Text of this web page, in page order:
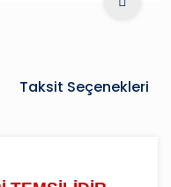
Taksit Seçenekleri